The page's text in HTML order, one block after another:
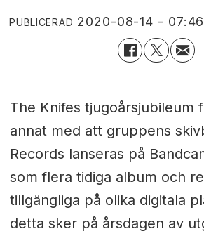
PUBLICERAD 2020-08-14 - 07:46
The Knifes tjugoårsjubileum
annat med att gruppens
Records lanseras på
som flera tidiga album och
tillgängliga på olika digitala
detta sker på årsdagen av